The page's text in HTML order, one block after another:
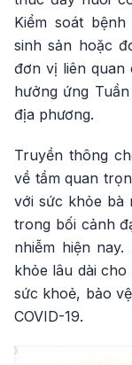
Kiểm soát
sinh sản hoặc
đơn vị liên quan
hưởng ứng
địa phương.
Truyền thông
về tầm quan
với sức khỏe bà
trong bối cảnh
nhiễm hiện
khỏe lâu dài
sức khoẻ, bảo
COVID-19.